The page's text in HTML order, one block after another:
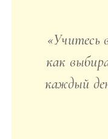
«Учитесь
как
каждый